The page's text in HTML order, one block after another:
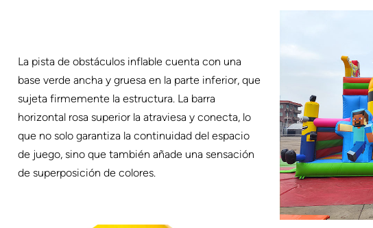
La pista de obstáculos inflable cuenta con una
base verde ancha y gruesa en la parte inferior, que
sujeta firmemente la estructura. La barra
horizontal rosa superior la atraviesa y conecta, lo
que no solo garantiza la continuidad del espacio
de juego, sino que también añade una sensación
de superposición de colores.